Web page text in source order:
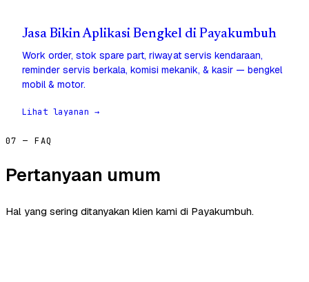
Jasa Bikin Aplikasi Bengkel di Payakumbuh
Work order, stok spare part, riwayat servis kendaraan,
reminder servis berkala, komisi mekanik, & kasir — bengkel
mobil & motor.
Lihat layanan →
07 — FAQ
Pertanyaan umum
Hal yang sering ditanyakan klien kami di Payakumbuh.